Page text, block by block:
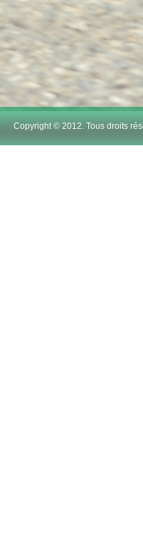
15
17
Copyright © 2012. Tous droits